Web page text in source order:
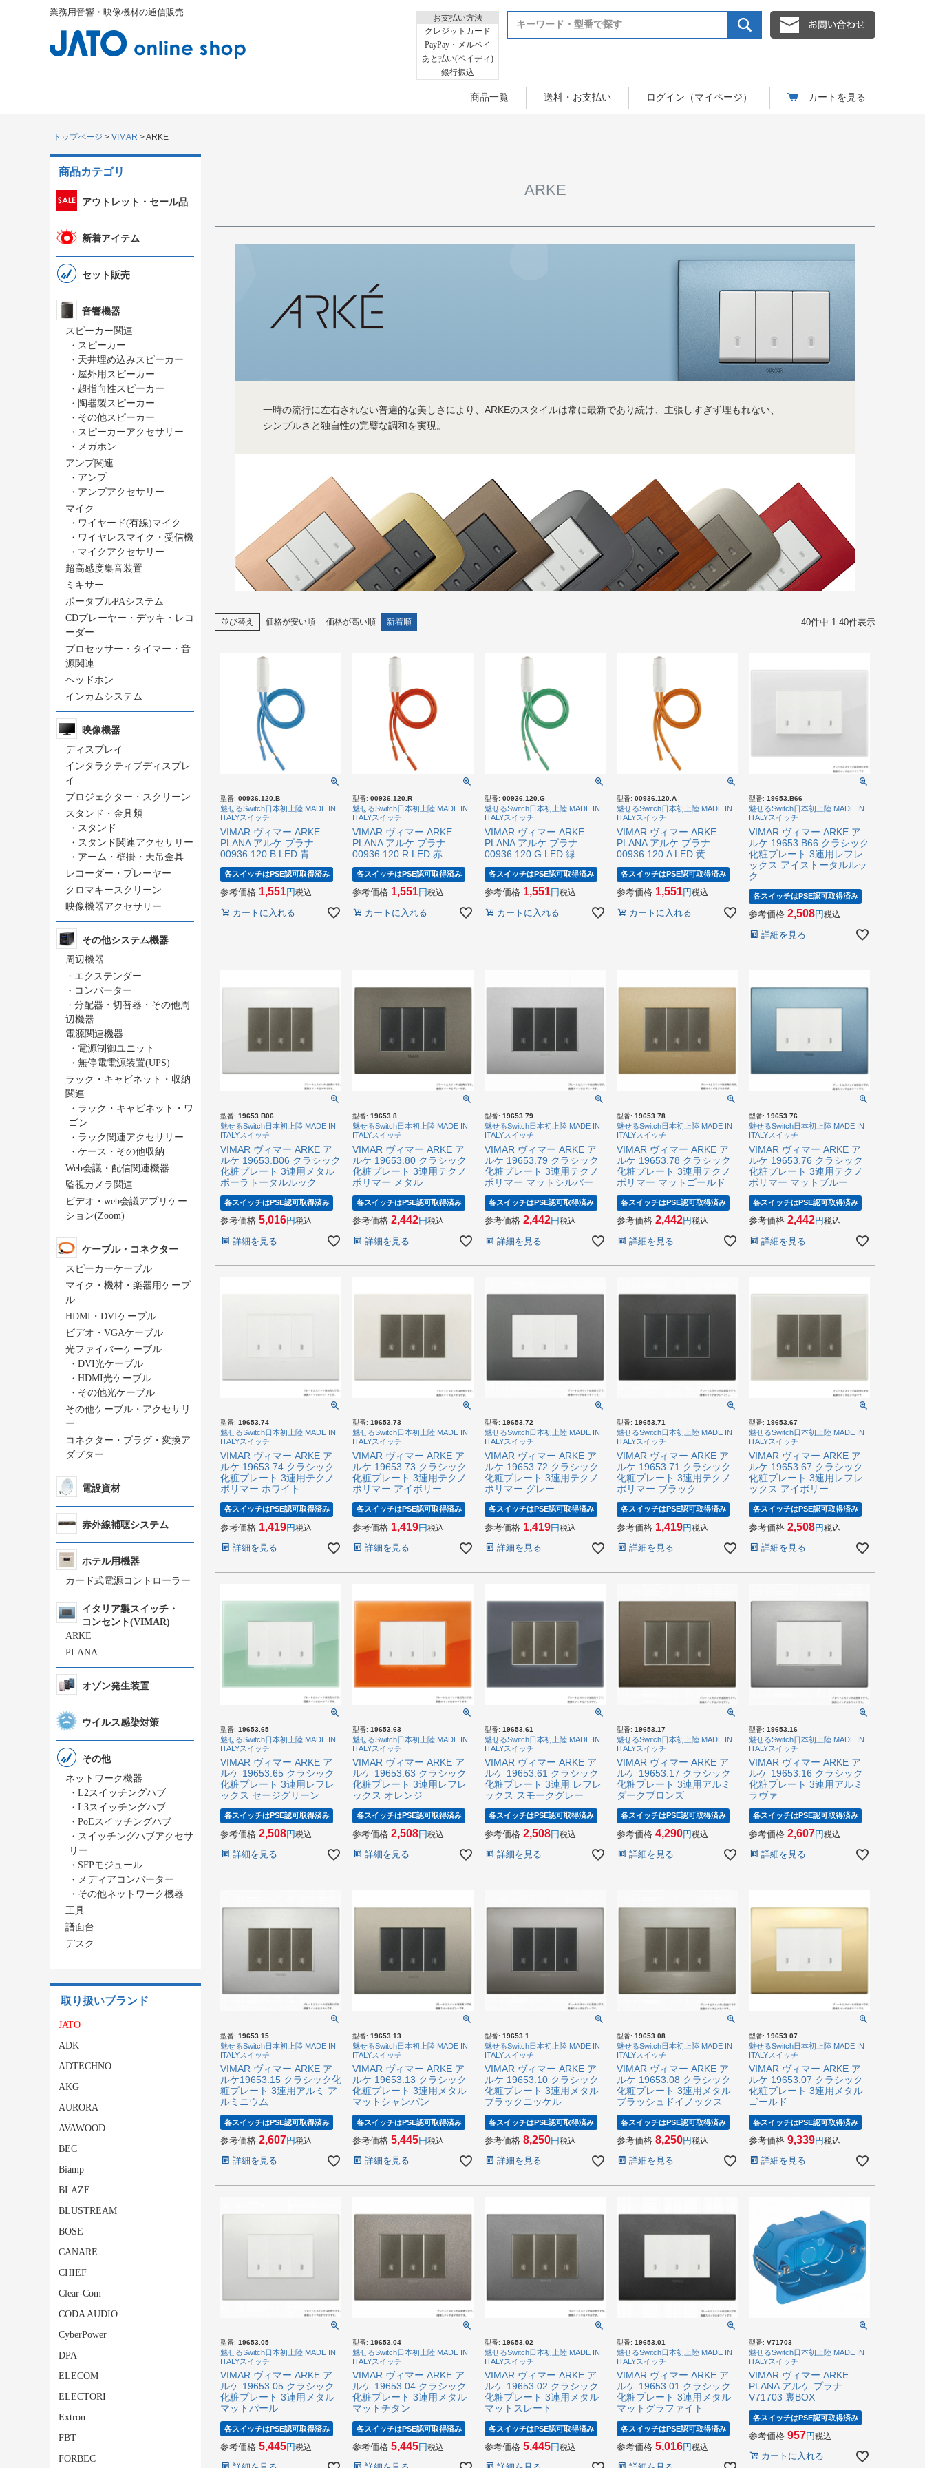
業務用音響・映像機材の通信販売
お支払い方法
クレジットカード
PayPay・メルペイ
あと払い(ペイディ)
銀行振込
商品一覧 送料・お支払い ログイン（マイページ） カートを見る
トップページ VIMAR ARKE
商品カテゴリ
アウトレット・セール品
新着アイテム
セット販売
音響機器
スピーカー関連
・ スピーカー
・ 天井埋め込みスピーカー
・ 屋外用スピーカー
・ 超指向性スピーカー
・ 陶器製スピーカー
・ その他スピーカー
・ スピーカーアクセサリー
・ メガホン
アンプ関連
・ アンプ
・ アンプアクセサリー
マイク
・ ワイヤード(有線)マイク
・ ワイヤレスマイク・受信機
・ マイクアクセサリー
超高感度集音装置
ミキサー
ポータブルPAシステム
CDプレーヤー・デッキ・レコ
ーダー
プロセッサー・タイマー・音
源関連
ヘッドホン
インカムシステム
映像機器
ディスプレイ
インタラクティブディスプレ
イ
プロジェクター・スクリーン
スタンド・金具類
・ スタンド
・ スタンド関連アクセサリー
・ アーム・壁掛・天吊金具
レコーダー・プレーヤー
クロマキースクリーン
映像機器アクセサリー
その他システム機器
周辺機器
・ エクステンダー
・ コンバーター
・ 分配器・切替器・その他周
辺機器
電源関連機器
・ 電源制御ユニット
・ 無停電電源装置(UPS)
ラック・キャビネット・収納
関連
・ ラック・キャビネット・ワ
ゴン
・ ラック関連アクセサリー
・ ケース・その他収納
Web会議・配信関連機器
監視カメラ関連
ビデオ・web会議アプリケー
ション(Zoom)
ケーブル・コネクター
スピーカーケーブル
マイク・機材・楽器用ケーブ
ル
HDMI・DVIケーブル
ビデオ・VGAケーブル
光ファイバーケーブル
・ DVI光ケーブル
・ HDMI光ケーブル
・ その他光ケーブル
その他ケーブル・アクセサリ
ー
コネクター・プラグ・変換ア
ダプター
電設資材
赤外線補聴システム
ホテル用機器
カード式電源コントローラー
イタリア製スイッチ・
コンセント(VIMAR)
ARKE
PLANA
オゾン発生装置
ウイルス感染対策
その他
ネットワーク機器
・ L2スイッチングハブ
・ L3スイッチングハブ
・ PoEスイッチングハブ
・ スイッチングハブアクセサ
リー
・ SFPモジュール
・ メディアコンバーター
・ その他ネットワーク機器
工具
譜面台
デスク
取り扱いブランド
JATO
ADK
ADTECHNO
AKG
AURORA
AVAWOOD
BEC
Biamp
BLAZE
BLUSTREAM
BOSE
CANARE
CHIEF
Clear-Com
CODA AUDIO
CyberPower
DPA
ELECOM
ELECTORI
Extron
FBT
FORBEC
ARKE
一時の流行に左右されない普遍的な美しさにより、ARKEのスタイルは常に最新であり続け、主張しすぎず埋もれない、
シンプルさと独自性の完璧な調和を実現。
並び替え 価格が安い順 価格が高い順 新着順 40件中 1-40件表示
型番: 00936.120.B
魅せるSwitch日本初上陸 MADE IN
ITALYスイッチ
VIMAR ヴィマー ARKE
PLANA アルケ プラナ
00936.120.B LED 青
各スイッチはPSE認可取得済み
参考価格 1,551 税込
カートに入れる
型番: 00936.120.R
魅せるSwitch日本初上陸 MADE IN
ITALYスイッチ
VIMAR ヴィマー ARKE
PLANA アルケ プラナ
00936.120.R LED 赤
各スイッチはPSE認可取得済み
参考価格 1,551 税込
カートに入れる
型番: 00936.120.G
魅せるSwitch日本初上陸 MADE IN
ITALYスイッチ
VIMAR ヴィマー ARKE
PLANA アルケ プラナ
00936.120.G LED 緑
各スイッチはPSE認可取得済み
参考価格 1,551 税込
カートに入れる
型番: 00936.120.A
魅せるSwitch日本初上陸 MADE IN
ITALYスイッチ
VIMAR ヴィマー ARKE
PLANA アルケ プラナ
00936.120.A LED 黄
各スイッチはPSE認可取得済み
参考価格 1,551 税込
カートに入れる
型番: 19653.B66
魅せるSwitch日本初上陸 MADE IN
ITALYスイッチ
VIMAR ヴィマー ARKE ア
ルケ 19653.B66 クラシック
化粧プレート 3連用レフレ
ックス アイストータルルッ
ク
各スイッチはPSE認可取得済み
参考価格 2,508 税込
詳細を見る
型番: 19653.B06
魅せるSwitch日本初上陸 MADE IN
ITALYスイッチ
VIMAR ヴィマー ARKE ア
ルケ 19653.B06 クラシック
化粧プレート 3連用メタル
ポーラトータルルック
各スイッチはPSE認可取得済み
参考価格 5,016 税込
詳細を見る
型番: 19653.8
魅せるSwitch日本初上陸 MADE IN
ITALYスイッチ
VIMAR ヴィマー ARKE ア
ルケ 19653.80 クラシック
化粧プレート 3連用テクノ
ポリマー メタル
各スイッチはPSE認可取得済み
参考価格 2,442 税込
詳細を見る
型番: 19653.79
魅せるSwitch日本初上陸 MADE IN
ITALYスイッチ
VIMAR ヴィマー ARKE ア
ルケ 19653.79 クラシック
化粧プレート 3連用テクノ
ポリマー マットシルバー
各スイッチはPSE認可取得済み
参考価格 2,442 税込
詳細を見る
型番: 19653.78
魅せるSwitch日本初上陸 MADE IN
ITALYスイッチ
VIMAR ヴィマー ARKE ア
ルケ 19653.78 クラシック
化粧プレート 3連用テクノ
ポリマー マットゴールド
各スイッチはPSE認可取得済み
参考価格 2,442 税込
詳細を見る
型番: 19653.76
魅せるSwitch日本初上陸 MADE IN
ITALYスイッチ
VIMAR ヴィマー ARKE ア
ルケ 19653.76 クラシック
化粧プレート 3連用テクノ
ポリマー マットブルー
各スイッチはPSE認可取得済み
参考価格 2,442 税込
詳細を見る
型番: 19653.74
魅せるSwitch日本初上陸 MADE IN
ITALYスイッチ
VIMAR ヴィマー ARKE ア
ルケ 19653.74 クラシック
化粧プレート 3連用テクノ
ポリマー ホワイト
各スイッチはPSE認可取得済み
参考価格 1,419 税込
詳細を見る
型番: 19653.73
魅せるSwitch日本初上陸 MADE IN
ITALYスイッチ
VIMAR ヴィマー ARKE ア
ルケ 19653.73 クラシック
化粧プレート 3連用テクノ
ポリマー アイボリー
各スイッチはPSE認可取得済み
参考価格 1,419 税込
詳細を見る
型番: 19653.72
魅せるSwitch日本初上陸 MADE IN
ITALYスイッチ
VIMAR ヴィマー ARKE ア
ルケ 19653.72 クラシック
化粧プレート 3連用テクノ
ポリマー グレー
各スイッチはPSE認可取得済み
参考価格 1,419 税込
詳細を見る
型番: 19653.71
魅せるSwitch日本初上陸 MADE IN
ITALYスイッチ
VIMAR ヴィマー ARKE ア
ルケ 19653.71 クラシック
化粧プレート 3連用テクノ
ポリマー ブラック
各スイッチはPSE認可取得済み
参考価格 1,419 税込
詳細を見る
型番: 19653.67
魅せるSwitch日本初上陸 MADE IN
ITALYスイッチ
VIMAR ヴィマー ARKE ア
ルケ 19653.67 クラシック
化粧プレート 3連用レフレ
ックス アイボリー
各スイッチはPSE認可取得済み
参考価格 2,508 税込
詳細を見る
型番: 19653.65
魅せるSwitch日本初上陸 MADE IN
ITALYスイッチ
VIMAR ヴィマー ARKE ア
ルケ 19653.65 クラシック
化粧プレート 3連用レフレ
ックス セージグリーン
各スイッチはPSE認可取得済み
参考価格 2,508 税込
詳細を見る
型番: 19653.63
魅せるSwitch日本初上陸 MADE IN
ITALYスイッチ
VIMAR ヴィマー ARKE ア
ルケ 19653.63 クラシック
化粧プレート 3連用レフレ
ックス オレンジ
各スイッチはPSE認可取得済み
参考価格 2,508 税込
詳細を見る
型番: 19653.61
魅せるSwitch日本初上陸 MADE IN
ITALYスイッチ
VIMAR ヴィマー ARKE ア
ルケ 19653.61 クラシック
化粧プレート 3連用 レフレ
ックス スモークグレー
各スイッチはPSE認可取得済み
参考価格 2,508 税込
詳細を見る
型番: 19653.17
魅せるSwitch日本初上陸 MADE IN
ITALYスイッチ
VIMAR ヴィマー ARKE ア
ルケ 19653.17 クラシック
化粧プレート 3連用アルミ
ダークブロンズ
各スイッチはPSE認可取得済み
参考価格 4,290 税込
詳細を見る
型番: 19653.16
魅せるSwitch日本初上陸 MADE IN
ITALYスイッチ
VIMAR ヴィマー ARKE ア
ルケ 19653.16 クラシック
化粧プレート 3連用アルミ
ラヴァ
各スイッチはPSE認可取得済み
参考価格 2,607 税込
詳細を見る
型番: 19653.15
魅せるSwitch日本初上陸 MADE IN
ITALYスイッチ
VIMAR ヴィマー ARKE ア
ルケ19653.15 クラシック化
粧プレート 3連用アルミ ア
ルミニウム
各スイッチはPSE認可取得済み
参考価格 2,607 税込
詳細を見る
型番: 19653.13
魅せるSwitch日本初上陸 MADE IN
ITALYスイッチ
VIMAR ヴィマー ARKE ア
ルケ 19653.13 クラシック
化粧プレート 3連用メタル
マットシャンパン
各スイッチはPSE認可取得済み
参考価格 5,445 税込
詳細を見る
型番: 19653.1
魅せるSwitch日本初上陸 MADE IN
ITALYスイッチ
VIMAR ヴィマー ARKE ア
ルケ 19653.10 クラシック
化粧プレート 3連用メタル
ブラックニッケル
各スイッチはPSE認可取得済み
参考価格 8,250 税込
詳細を見る
型番: 19653.08
魅せるSwitch日本初上陸 MADE IN
ITALYスイッチ
VIMAR ヴィマー ARKE ア
ルケ 19653.08 クラシック
化粧プレート 3連用メタル
ブラッシュドイノックス
各スイッチはPSE認可取得済み
参考価格 8,250 税込
詳細を見る
型番: 19653.07
魅せるSwitch日本初上陸 MADE IN
ITALYスイッチ
VIMAR ヴィマー ARKE ア
ルケ 19653.07 クラシック
化粧プレート 3連用メタル
ゴールド
各スイッチはPSE認可取得済み
参考価格 9,339 税込
詳細を見る
型番: 19653.05
魅せるSwitch日本初上陸 MADE IN
ITALYスイッチ
VIMAR ヴィマー ARKE ア
ルケ 19653.05 クラシック
化粧プレート 3連用メタル
マットパール
各スイッチはPSE認可取得済み
参考価格 5,445 税込
型番: 19653.04
魅せるSwitch日本初上陸 MADE IN
ITALYスイッチ
VIMAR ヴィマー ARKE ア
ルケ 19653.04 クラシック
化粧プレート 3連用メタル
マットチタン
各スイッチはPSE認可取得済み
参考価格 5,445 税込
型番: 19653.02
魅せるSwitch日本初上陸 MADE IN
ITALYスイッチ
VIMAR ヴィマー ARKE ア
ルケ 19653.02 クラシック
化粧プレート 3連用メタル
マットスレート
各スイッチはPSE認可取得済み
参考価格 5,445 税込
型番: 19653.01
魅せるSwitch日本初上陸 MADE IN
ITALYスイッチ
VIMAR ヴィマー ARKE ア
ルケ 19653.01 クラシック
化粧プレート 3連用メタル
マットグラファイト
各スイッチはPSE認可取得済み
参考価格 5,016 税込
型番: V71703
魅せるSwitch日本初上陸 MADE IN
ITALYスイッチ
VIMAR ヴィマー ARKE
PLANA アルケ プラナ
V71703 裏BOX
各スイッチはPSE認可取得済み
参考価格 957 税込
カートに入れる